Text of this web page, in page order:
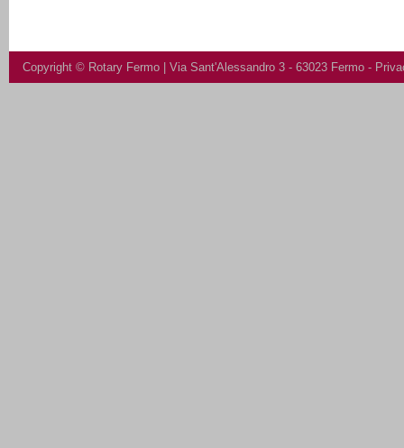
Copyright © Rotary Fermo | Via Sant'Alessandro 3 - 63023 Fermo -